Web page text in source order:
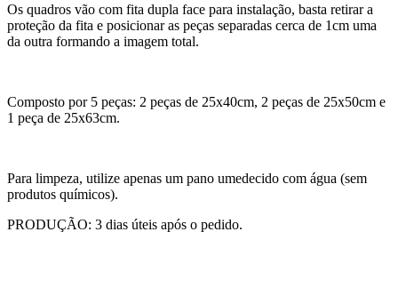
Os quadros vão com fita dupla face para instalação, basta retirar a
proteção da fita e posicionar as peças separadas cerca de 1cm uma
da outra formando a imagem total.
Composto por 5 peças: 2 peças de 25x40cm, 2 peças de 25x50cm e
1 peça de 25x63cm.
Para limpeza, utilize apenas um pano umedecido com água (sem
produtos químicos).
PRODUÇÃO: 3 dias úteis após o pedido.